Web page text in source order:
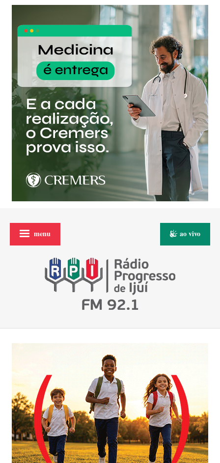
menu ao vivo